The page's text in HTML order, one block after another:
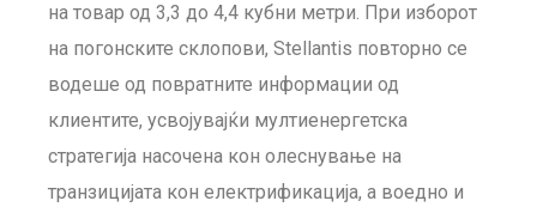
на товар од 3,3 до 4,4 кубни метри. При изборот
на погонските склопови, Stellantis повторно се
водеше од повратните информации од
клиентите, усвојувајќи мултиенергетска
стратегија насочена кон олеснување на
транзицијата кон електрификација, а воедно и